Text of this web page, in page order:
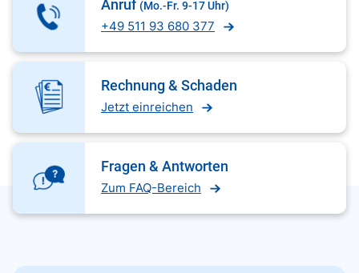
Anruf (Mo.-Fr. 9-17 Uhr)
+49 511 93 680 377
Rechnung & Schaden
Jetzt einreichen
Fragen & Antworten
Zum FAQ-Bereich